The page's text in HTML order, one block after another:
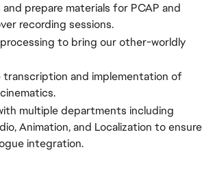
prepare materials for PCAP and
recording sessions.
to bring our other-worldly
transcription and implementation of
multiple departments including
Animation, and Localization to ensure
integration.